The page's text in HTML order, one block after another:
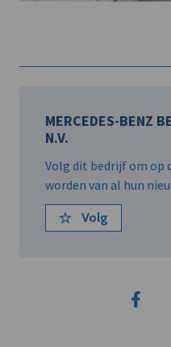
MERCEDES-BENZ
N.V.
Volg dit bedrijf om op
worden van al hun
Volg